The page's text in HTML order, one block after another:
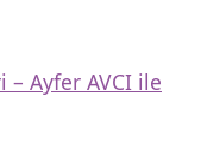
– Ayfer AVCI ile